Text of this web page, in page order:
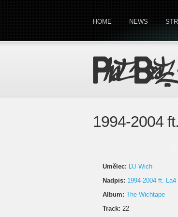
HOME NEWS
1994-2004
Umělec: DJ Wich
Nadpis: 1994-2004 ft. La4
Album: The Wichtape
Track: 22